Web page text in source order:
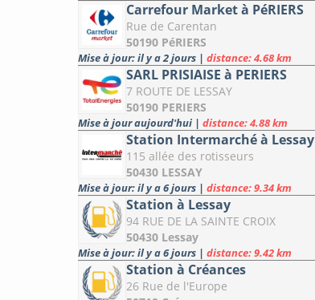
Carrefour Market à PéRIERS
Rue de Carentan
50190 PéRIERS
Mise à jour: il y a 2 jours | distance: 4.68 km
SARL PRISIAISE à PERIERS
7 ROUTE DE LESSAY
50190 PERIERS
Mise à jour aujourd'hui | distance: 4.88 km
Station Intermarché à Lessay
115 allée des rotisseurs
50430 LESSAY
Mise à jour: il y a 6 jours | distance: 9.34 km
Station à Lessay
94 RUE DE LA SAINTE CROIX
50430 Lessay
Mise à jour: il y a 6 jours | distance: 9.42 km
Station à Créances
26 Rue de l'Europe